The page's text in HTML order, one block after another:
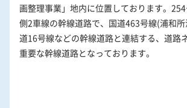
画整理事業」地内に位置しております。
側2車線の幹線道路で、国道463号線(浦和
道16号線などの幹線道路と連結する、道路
重要な幹線道路となっております。